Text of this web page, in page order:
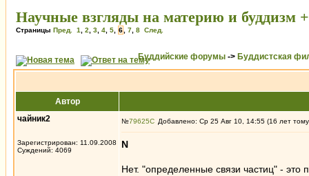
Научные взгляды на материю и буддизм
Страницы Пред. 1 2 3 4 5 6 7 8 След.
Буддийские форумы -> Буддистская
Автор
чайник2
Зарегистрирован: 11.09.2008
Суждений: 4069
№79625 Добавлено: Ср 25 Авг 10, 14:55 (16 лет
N
Нет. "определенные связи частиц" - это